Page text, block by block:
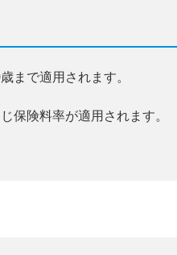
まで適用されます。
保険料率が適用されます。